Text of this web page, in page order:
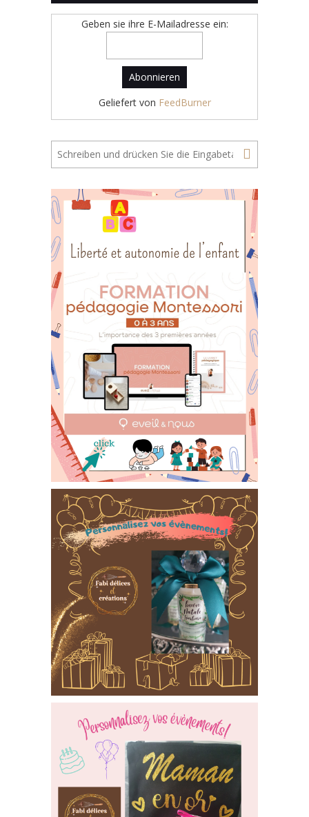
Geben sie ihre E-Mailadresse ein:
Geliefert von FeedBurner